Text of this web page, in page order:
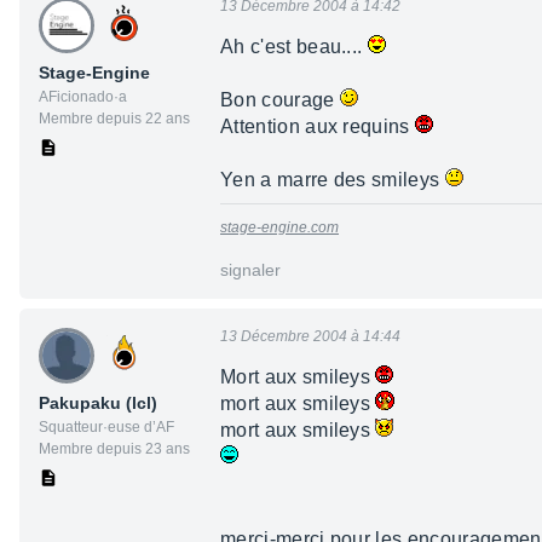
Stage-Engine
AFicionado·a
Membre depuis 22 ans
13 Décembre 2004 à 14:42
Ah c'est beau....
Bon courage
Attention aux requins
Yen a marre des smileys
stage-engine.com
signaler
Pakupaku (lcl)
Squatteur·euse d’AF
Membre depuis 23 ans
13 Décembre 2004 à 14:44
Mort aux smileys
mort aux smileys
mort aux smileys